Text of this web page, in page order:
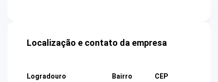
Localização e contato da empresa
Logradouro
Bairro
CEP